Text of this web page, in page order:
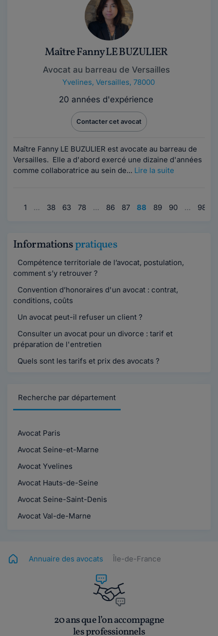
Maître Fanny LE BUZULIER
Avocat au barreau de Versailles
Yvelines, Versailles, 78000
20 années d'expérience
Contacter cet avocat
Maître Fanny LE BUZULIER est avocate au barreau de
Versailles. Elle a d'abord exercé une dizaine d'années
comme collaboratrice au sein de... Lire la suite
1 … 38 63 78 … 86 87 88 89 90 … 98
Informationspratiques
Compétence territoriale de l’avocat, postulation,
comment s’y retrouver ?
Convention d’honoraires d'un avocat : contrat,
conditions, coûts
Un avocat peut-il refuser un client ?
Consulter un avocat pour un divorce : tarif et
préparation de l'entretien
Quels sont les tarifs et prix des avocats ?
Recherche par département
Avocat Paris
Avocat Seine-et-Marne
Avocat Yvelines
Avocat Hauts-de-Seine
Avocat Seine-Saint-Denis
Avocat Val-de-Marne
Annuaire des avocats Île-de-France
20 ans que l’on accompagne
les professionnels